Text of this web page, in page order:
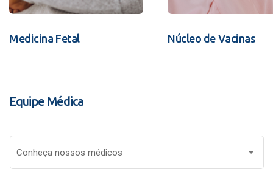
Medicina Fetal Núcleo de Vacinas
Equipe Médica
Conheça nossos médicos